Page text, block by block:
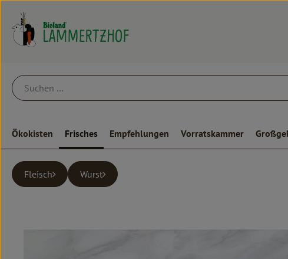
Ökokisten Frisches Empfehlungen Vorratskammer
Fleisch Wurst